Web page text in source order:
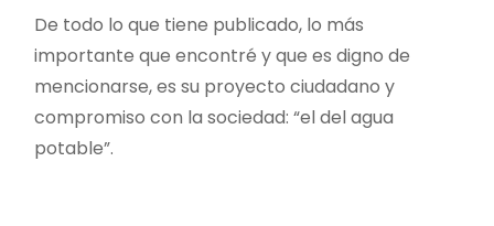
De todo lo que tiene publicado, lo más
importante que encontré y que es digno de
mencionarse, es su proyecto ciudadano y
compromiso con la sociedad: “el del agua
potable”.